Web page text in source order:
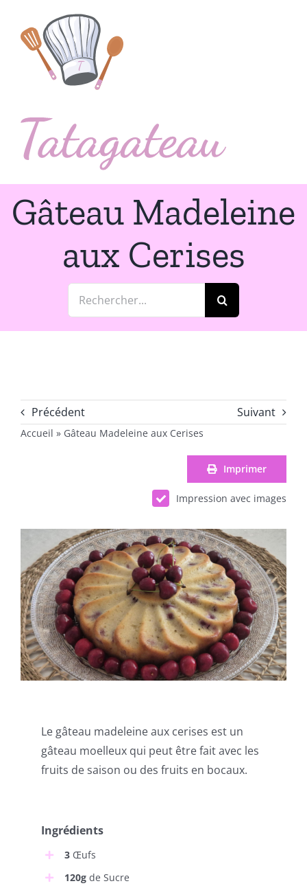
contenu
Gâteau Madeleine
aux Cerises
Rechercher:
Précédent Suivant
Accueil » Gâteau Madeleine aux Cerises
Imprimer
Impression avec images
Le gâteau madeleine aux cerises est un
gâteau moelleux qui peut être fait avec les
fruits de saison ou des fruits en bocaux.
Ingrédients
3Œufs
120gde Sucre